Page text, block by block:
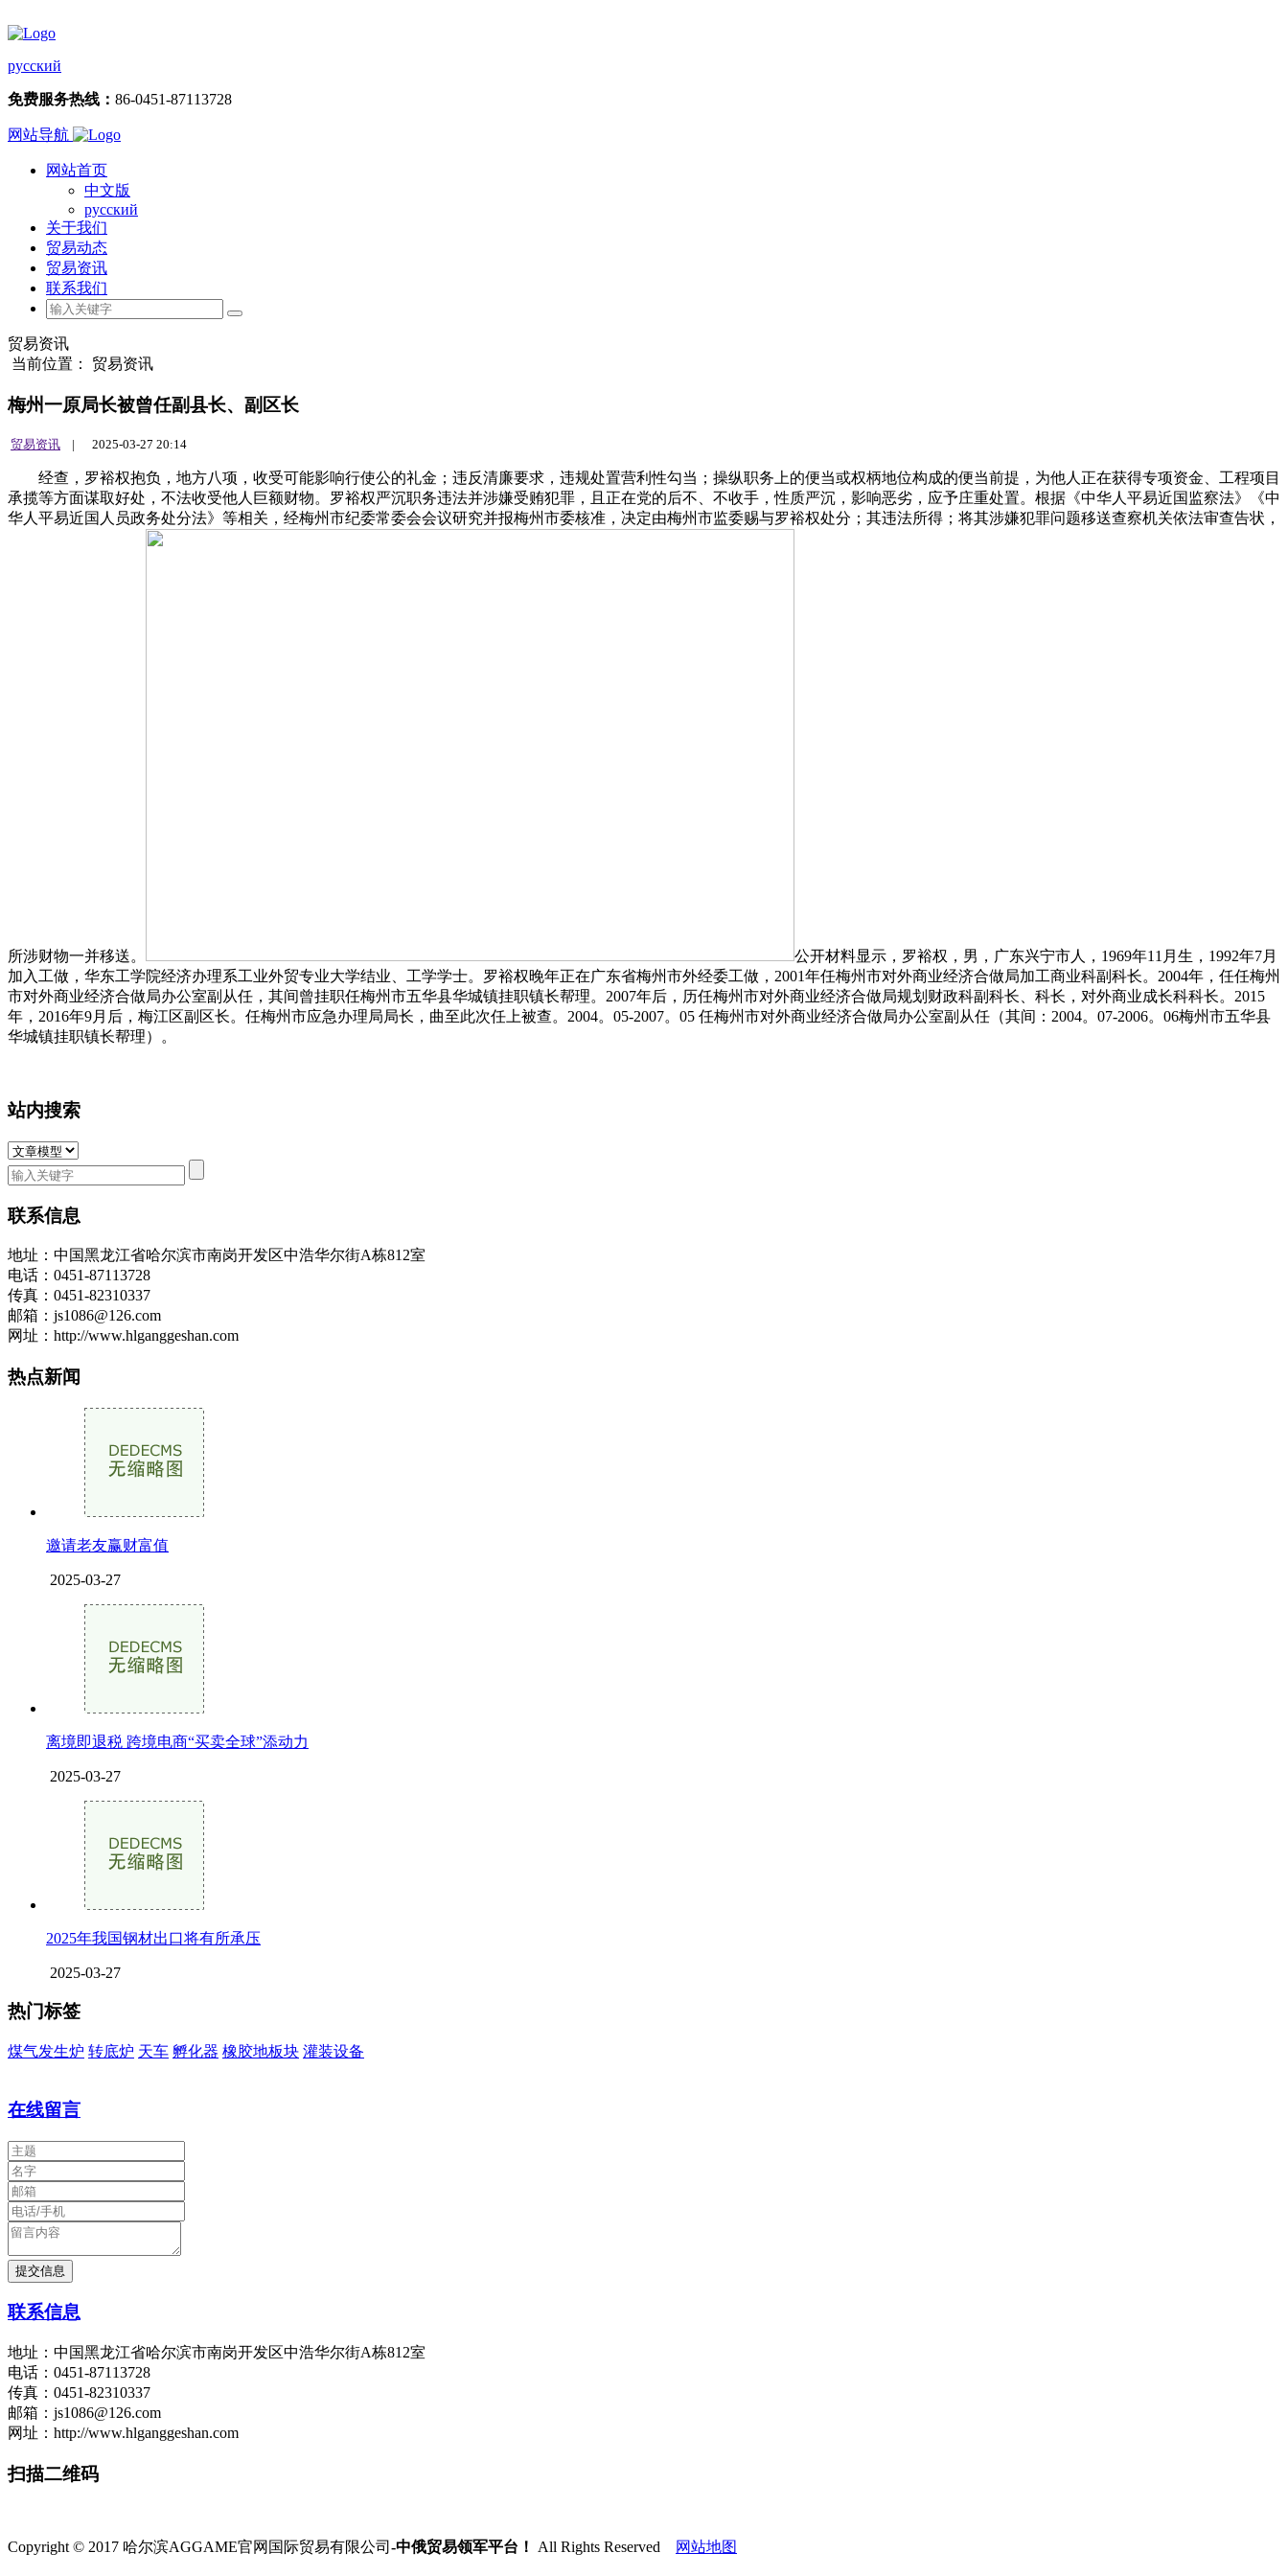
русский
免费服务热线： 86-0451-87113728
网站导航
网站首页
中文版
русский
关于我们
贸易动态
贸易资讯
联系我们
贸易资讯
当前位置： 贸易资讯
梅州一原局长被曾任副县长、副区长
贸易资讯 | 2025-03-27 20:14
经查，罗裕权抱负，地方八项，收受可能影响行使公的礼金；违反清廉要求，违规处置营利性勾当；操纵职务上的便当或权柄地位构成的便当前提，为他人正在获得专项资金、工程项目
承揽等方面谋取好处，不法收受他人巨额财物。罗裕权严沉职务违法并涉嫌受贿犯罪，且正在党的后不、不收手，性质严沉，影响恶劣，应予庄重处置。根据《中华人平易近国监察法》《中
华人平易近国人员政务处分法》等相关，经梅州市纪委常委会会议研究并报梅州市委核准，决定由梅州市监委赐与罗裕权处分；其违法所得；将其涉嫌犯罪问题移送查察机关依法审查告状，
所涉财物一并移送。
公开材料显示，罗裕权，男，广东兴宁市人，1969年11月生，1992年7月
加入工做，华东工学院经济办理系工业外贸专业大学结业、工学学士。罗裕权晚年正在广东省梅州市外经委工做，2001年任梅州市对外商业经济合做局加工商业科副科长。2004年，任任梅州
市对外商业经济合做局办公室副从任，其间曾挂职任梅州市五华县华城镇挂职镇长帮理。2007年后，历任梅州市对外商业经济合做局规划财政科副科长、科长，对外商业成长科科长。2015
年，2016年9月后，梅江区副区长。任梅州市应急办理局局长，曲至此次任上被查。2004。05-2007。05 任梅州市对外商业经济合做局办公室副从任（其间：2004。07-2006。06梅州市五华县
华城镇挂职镇长帮理）。
站内搜索
联系信息
地址：中国黑龙江省哈尔滨市南岗开发区中浩华尔街A栋812室
电话：0451-87113728
传真：0451-82310337
邮箱：js1086@126.com
网址：http://www.hlganggeshan.com
热点新闻
邀请老友赢财富值
2025-03-27
离境即退税 跨境电商“买卖全球”添动力
2025-03-27
2025年我国钢材出口将有所承压
2025-03-27
热门标签
煤气发生炉 转底炉 天车 孵化器 橡胶地板块 灌装设备
在线留言
联系信息
地址：中国黑龙江省哈尔滨市南岗开发区中浩华尔街A栋812室
电话：0451-87113728
传真：0451-82310337
邮箱：js1086@126.com
网址：http://www.hlganggeshan.com
扫描二维码
Copyright © 2017 哈尔滨AGGAME官网国际贸易有限公司 -中俄贸易领军平台！ All Rights Reserved 网站地图